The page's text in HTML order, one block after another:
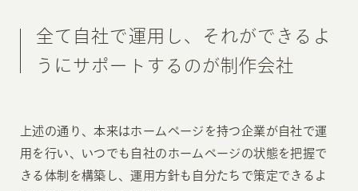
全て自社で運用し、それができるよ
うにサポートするのが制作会社
上述の通り、本来はホームページを持つ企業が自社で運
用を行い、いつでも自社のホームページの状態を把握で
きる体制を構築し、運用方針も自分たちで策定できるよ